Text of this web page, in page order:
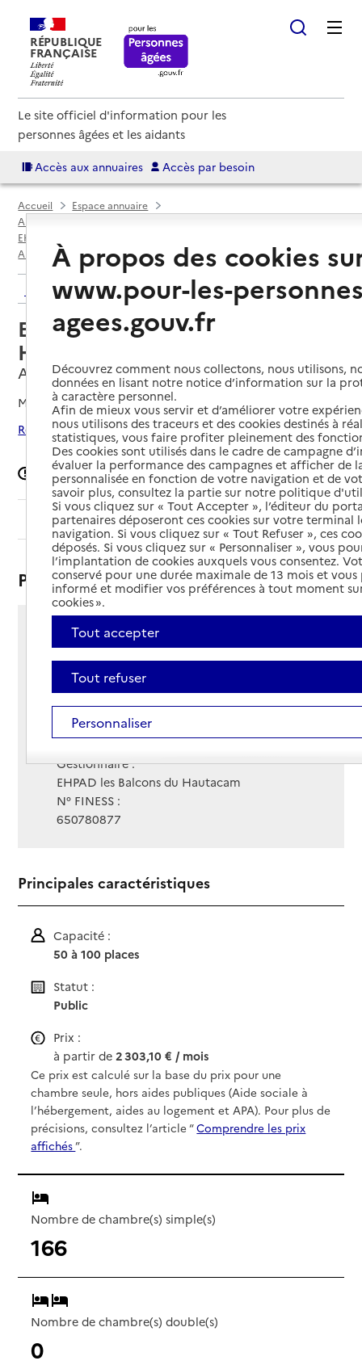
RÉPUBLIQUE
FRANÇAISE
Le site officiel d'information pour les
personnes âgées et les aidants
Accès aux annuaires Accès par besoin
Accueil
Espace annuaire
Annuaire EHPAD et maisons de retraite
EHPAD par département
Argelès-Gazost
EHPAD Les Balcons du Hautacam
Retour aux résultats de l'annuaire
EHPAD Les Balcons du
Hautacam
Argelès-Gazost, HAUTES-PYRENEES
Mis à jour le05/03/2026
Rechercher les établissements autour de Argelès-Gazost
Signaler une erreur
Sommaire
Présentation
16 rue du docteur Bergugnat
65400 - Argelès-Gazost
Voir itinéraire
Téléphone :
05 62 97 49 89
Contact
Contact
Gestionnaire :
EHPAD les Balcons du Hautacam
N° FINESS :
650780877
Principales caractéristiques
Capacité :
50 à 100 places
Statut :
Public
Prix :
à partir de2 303,10 € / mois
Ce prix est calculé sur la base du prix pour une
chambre seule, hors aides publiques (Aide sociale à
l’hébergement, aides au logement et APA). Pour plus de
précisions, consultez l’article “Comprendre les prix
affichés”.
Nombre de chambre(s) simple(s)
166
Nombre de chambre(s) double(s)
0
À propos des cookies
www.pour-les-
agees.gouv.fr
Découvrez comment nous collectons, nous utilisons,
données en lisant notre notice d’information sur la
à caractère personnel.
Afin de mieux vous servir et d’améliorer votre
nous utilisons des traceurs et des cookies destinés à
statistiques, vous faire profiter pleinement des
Des cookies sont utilisés dans le cadre de campagne
évaluer la performance des campagnes et afficher de
personnalisée en fonction de votre navigation et de
savoir plus, consultez la partie sur notre politique
Si vous cliquez sur « Tout Accepter », l’éditeur du
partenaires déposeront ces cookies sur votre terminal
navigation. Si vous cliquez sur « Tout Refuser », ces
déposés. Si vous cliquez sur « Personnaliser », vous
l’implantation de cookies auxquels vous consentez.
conservé pour une durée maximale de 13 mois et
informé et modifier vos préférences à tout moment
cookies ».
Tout accepter
Tout refuser
Personnaliser